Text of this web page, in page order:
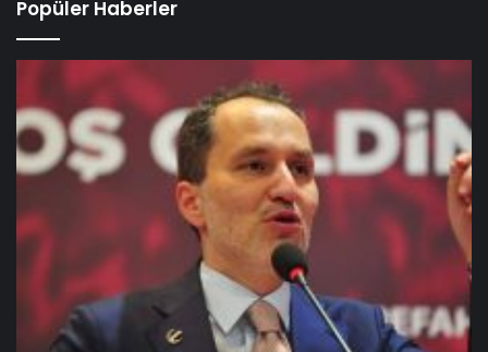
Popüler Haberler